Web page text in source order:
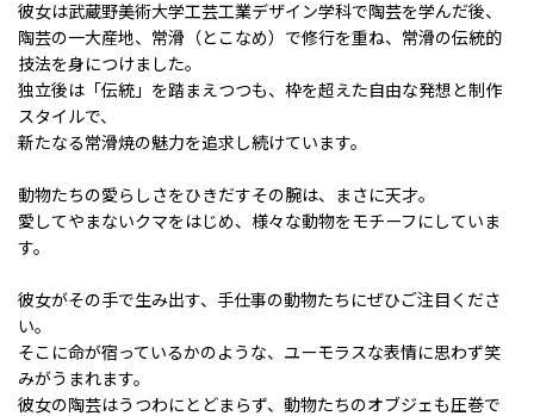
彼女は武蔵野美術大学工芸工業デザイン学科で陶芸を学んだ後、
陶芸の一大産地、常滑（とこなめ）で修行を重ね、常滑の伝統的
技法を身につけました。
独立後は「伝統」を踏まえつつも、枠を超えた自由な発想と制作
スタイルで、
新たなる常滑焼の魅力を追求し続けています。
動物たちの愛らしさをひきだすその腕は、まさに天才。
愛してやまないクマをはじめ、様々な動物をモチーフにしていま
す。
彼女がその手で生み出す、手仕事の動物たちにぜひご注目くださ
い。
そこに命が宿っているかのような、ユーモラスな表情に思わず笑
みがうまれます。
彼女の陶芸はうつわにとどまらず、動物たちのオブジェも圧巻で